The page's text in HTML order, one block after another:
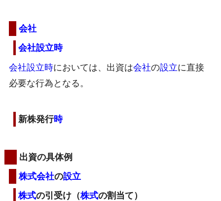
会社
会社設立時
会社設立時においては、出資は会社の設立に直接
必要な行為となる。
新株発行時
出資の具体例
株式会社の設立
株式の引受け（株式の割当て）